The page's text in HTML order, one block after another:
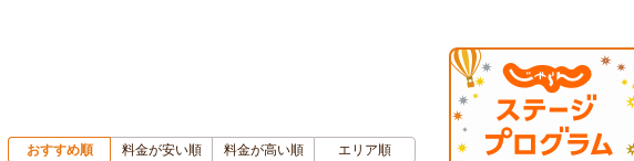
おすすめ順 料金が安い順 料金が高い順 エリア順